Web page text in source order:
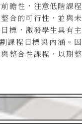
瞻性，注意低階課程
合的可行性，並與未
標，激發學生具有主
課程目標與內涵。因
整合性課程，以期整